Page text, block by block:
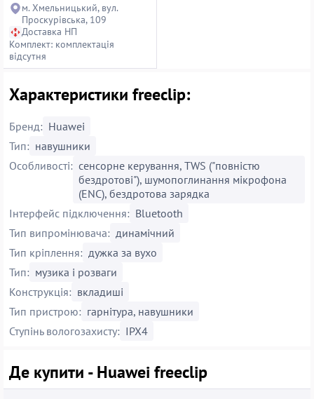
м. Хмельницький, вул.
Проскурівська, 109
Доставка НП
Комплект: комплектація
відсутня
Характеристики freeclip:
Бренд: Huawei
Тип: навушники
Особливості: сенсорне керування, TWS ("повністю
бездротові"), шумопоглинання мікрофона
(ENC), бездротова зарядка
Інтерфейс підключення: Bluetooth
Тип випромінювача: динамічний
Тип кріплення: дужка за вухо
Тип: музика і розваги
Конструкція: вкладиші
Тип пристрою: гарнітура, навушники
Ступінь вологозахисту: IPX4
Де купити - Huawei freeclip